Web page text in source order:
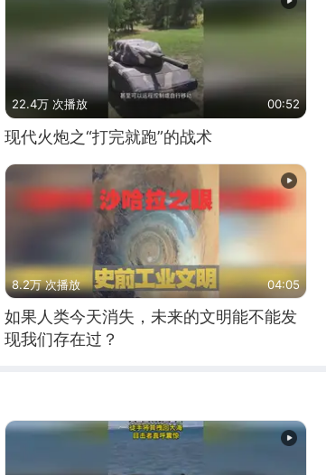
22.4万 次播放 00:52
现代火炮之“打完就跑”的战术
8.2万 次播放 04:05
如果人类今天消失，未来的文明能不能发
现我们存在过？